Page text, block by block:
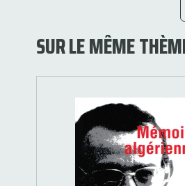
SUR LE MÊME